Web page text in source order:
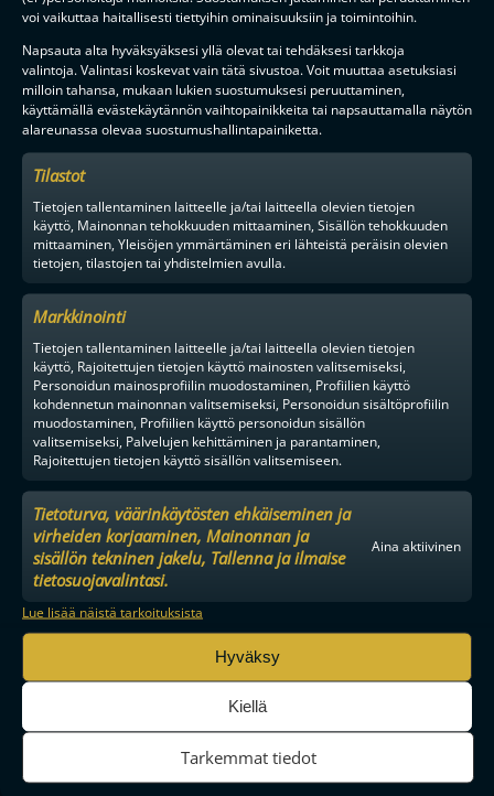
voi vaikuttaa haitallisesti tiettyihin ominaisuuksiin ja toimintoihin.
Napsauta alta hyväksyäksesi yllä olevat tai tehdäksesi tarkkoja
valintoja. Valintasi koskevat vain tätä sivustoa. Voit muuttaa asetuksiasi
milloin tahansa, mukaan lukien suostumuksesi peruuttaminen,
käyttämällä evästekäytännön vaihtopainikkeita tai napsauttamalla näytön
alareunassa olevaa suostumushallintapainiketta.
Tilastot
Tietojen tallentaminen laitteelle ja/tai laitteella olevien tietojen
käyttö, Mainonnan tehokkuuden mittaaminen, Sisällön tehokkuuden
mittaaminen, Yleisöjen ymmärtäminen eri lähteistä peräisin olevien
tietojen, tilastojen tai yhdistelmien avulla.
Markkinointi
Tietojen tallentaminen laitteelle ja/tai laitteella olevien tietojen
käyttö, Rajoitettujen tietojen käyttö mainosten valitsemiseksi,
Personoidun mainosprofiilin muodostaminen, Profiilien käyttö
kohdennetun mainonnan valitsemiseksi, Personoidun sisältöprofiilin
muodostaminen, Profiilien käyttö personoidun sisällön
valitsemiseksi, Palvelujen kehittäminen ja parantaminen,
Rajoitettujen tietojen käyttö sisällön valitsemiseen.
Tietoturva, väärinkäytösten ehkäiseminen ja
virheiden korjaaminen, Mainonnan ja
sisällön tekninen jakelu, Tallenna ja ilmaise
tietosuojavalintasi.
Aina aktiivinen
Lue lisää näistä tarkoituksista
Hyväksy
Kiellä
Tarkemmat tiedot